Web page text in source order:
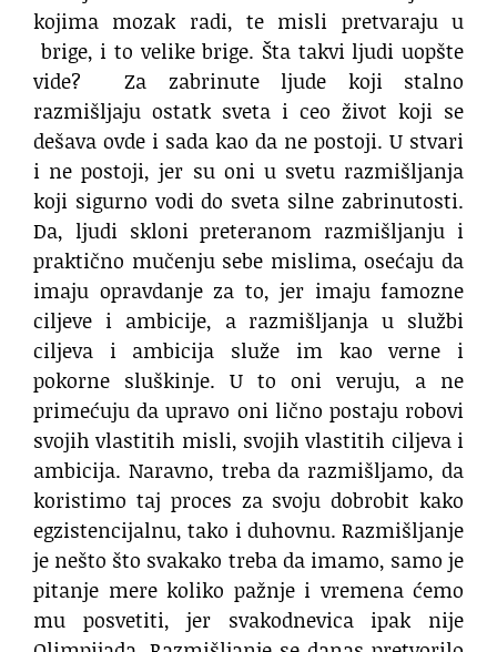
kojima mozak radi, te misli pretvaraju u
brige, i to velike brige. Šta takvi ljudi uopšte
vide? Za zabrinute ljude koji stalno
razmišljaju ostatk sveta i ceo život koji se
dešava ovde i sada kao da ne postoji. U stvari
i ne postoji, jer su oni u svetu razmišljanja
koji sigurno vodi do sveta silne zabrinutosti.
Da, ljudi skloni preteranom razmišljanju i
praktično mučenju sebe mislima, osećaju da
imaju opravdanje za to, jer imaju famozne
ciljeve i ambicije, a razmišljanja u službi
ciljeva i ambicija služe im kao verne i
pokorne sluškinje. U to oni veruju, a ne
primećuju da upravo oni lično postaju robovi
svojih vlastitih misli, svojih vlastitih ciljeva i
ambicija. Naravno, treba da razmišljamo, da
koristimo taj proces za svoju dobrobit kako
egzistencijalnu, tako i duhovnu. Razmišljanje
je nešto što svakako treba da imamo, samo je
pitanje mere koliko pažnje i vremena ćemo
mu posvetiti, jer svakodnevica ipak nije